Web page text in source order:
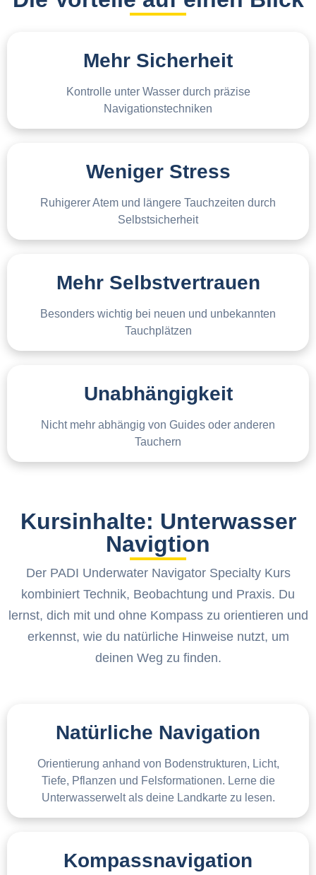
Mehr Sicherheit
Kontrolle unter Wasser durch präzise
Navigationstechniken
Weniger Stress
Ruhigerer Atem und längere Tauchzeiten durch
Selbstsicherheit
Mehr Selbstvertrauen
Besonders wichtig bei neuen und unbekannten
Tauchplätzen
Unabhängigkeit
Nicht mehr abhängig von Guides oder anderen
Tauchern
Kursinhalte: Unterwasser
Navigtion
Der PADI Underwater Navigator Specialty Kurs
kombiniert Technik, Beobachtung und Praxis. Du
lernst, dich mit und ohne Kompass zu orientieren und
erkennst, wie du natürliche Hinweise nutzt, um
deinen Weg zu finden.
Natürliche Navigation
Orientierung anhand von Bodenstrukturen, Licht,
Tiefe, Pflanzen und Felsformationen. Lerne die
Unterwasserwelt als deine Landkarte zu lesen.
Kompassnavigation